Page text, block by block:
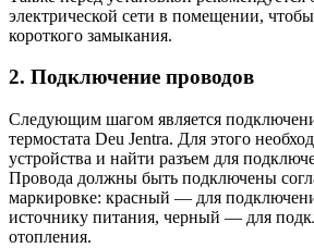
электрической сети в помещении,
короткого замыкания.
2. Подключение проводов
Следующим шагом является
термостата Deu Jentra. Для этого
устройства и найти разъем для
Провода должны быть подключены
маркировке: красный — для
источнику питания, черный — для
отопления.